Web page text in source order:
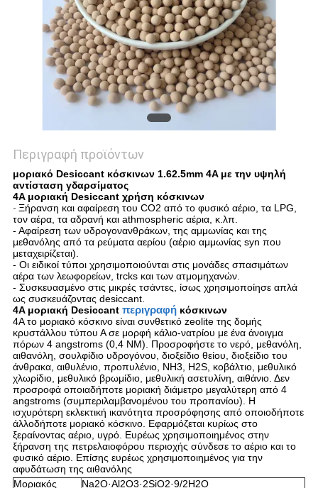
SITEMAP
PRIVACY
POLICY
Περιγραφή προϊόντων
μοριακό Desiccant κόσκινων 1.62.5mm 4A με την υψηλή
αντίσταση γδαρσίματος
4A μοριακή Desiccant χρήση κόσκινων
- Ξήρανση και αφαίρεση του CO2 από το φυσικό αέριο, τα LPG,
τον αέρα, τα αδρανή και athmospheric αέρια, κ.λπ.
- Αφαίρεση των υδρογονανθράκων, της αμμωνίας και της
μεθανόλης από τα ρεύματα αερίου (αέριο αμμωνίας syn που
μεταχειρίζεται).
- Οι ειδικοί τύποι χρησιμοποιούνται στις μονάδες σπασιμάτων
αέρα των λεωφορείων, trcks και των ατμομηχανών.
- Συσκευασμένο στις μικρές τσάντες, ίσως χρησιμοποίησε απλά
ως συσκευάζοντας desiccant.
4A μοριακή Desiccant περιγραφή κόσκινων
4A το μοριακό κόσκινο είναι συνθετικό zeolite της δομής
κρυστάλλου τύπου Α σε μορφή κάλιο-νατρίου με ένα άνοιγμα
πόρων 4 angstroms (0,4 NM). Προσροφήστε το νερό, μεθανόλη,
αιθανόλη, σουλφίδιο υδρογόνου, διοξείδιο θείου, διοξείδιο του
άνθρακα, αιθυλένιο, προπυλένιο, NH3, H2S, κοβάλτιο, μεθυλικό
χλωρίδιο, μεθυλικό βρωμίδιο, μεθυλική ασετυλίνη, αιθάνιο. Δεν
προσροφά οποιαδήποτε μοριακή διάμετρο μεγαλύτερη από 4
angstroms (συμπεριλαμβανομένου του προπανίου). Η
ισχυρότερη εκλεκτική ικανότητα προσρόφησης από οποιοδήποτε
άλλοδήποτε μοριακό κόσκινο. Εφαρμόζεται κυρίως στο
ξεραίνοντας αέριο, υγρό. Ευρέως χρησιμοποιημένος στην
ξήρανση της πετρελαιοφόρου περιοχής σύνδεσε το αέριο και το
φυσικό αέριο. Επίσης ευρέως χρησιμοποιημένος για την
αφυδάτωση της αιθανόλης
Μοριακός
Na2O·Al2O3·2SiO2·9/2H2O